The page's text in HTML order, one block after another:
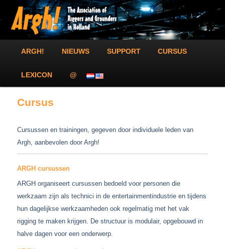
de
primaire
Argh!
The Association of Riggers and Grounders in Holland!
ARGH! NIEUWS SUPPORT CURSUS
LEXICON @
Cursus
Cursussen en trainingen, gegeven door individuele leden van
Argh, aanbevolen door Argh!
ARGH cursussen
ARGH organiseert cursussen bedoeld voor personen die
werkzaam zijn als technici in de entertainmentindustrie en tijdens
hun dagelijkse werkzaamheden ook regelmatig met het vak
rigging te maken krijgen. De structuur is modulair, opgebouwd in
halve dagen voor een onderwerp.